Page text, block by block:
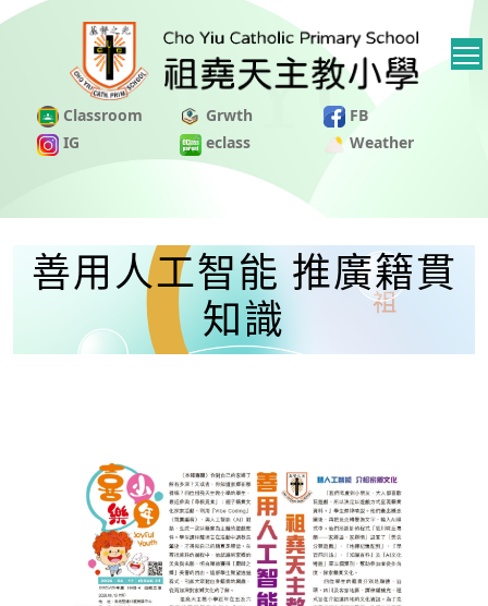
Classroom Grwth
FB
IG
eclass Weather
善用人工智能 推廣籍貫
知識